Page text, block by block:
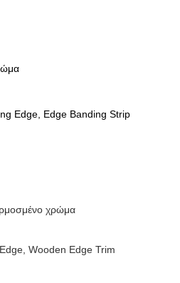
Edge, Edge Banding Strip
χρώμα
Wooden Edge Trim